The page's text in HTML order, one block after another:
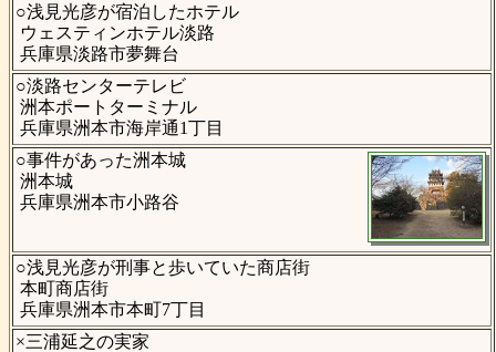
○浅見光彦が宿泊したホテル
ウェスティンホテル淡路
兵庫県淡路市夢舞台
○淡路センターテレビ
洲本ポートターミナル
兵庫県洲本市海岸通1丁目
○事件があった洲本城
洲本城
兵庫県洲本市小路谷
○浅見光彦が刑事と歩いていた商店街
本町商店街
兵庫県洲本市本町7丁目
×三浦延之の実家